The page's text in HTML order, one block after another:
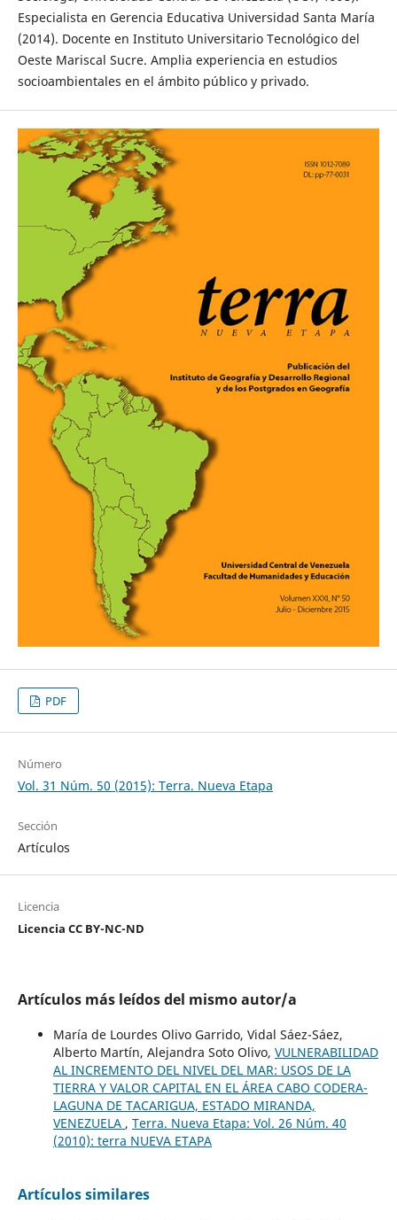
Especialista en Gerencia Educativa Universidad Santa María
(2014). Docente en Instituto Universitario Tecnológico del
Oeste Mariscal Sucre. Amplia experiencia en estudios
socioambientales en el ámbito público y privado.
PDF
Número
Vol. 31 Núm. 50 (2015): Terra. Nueva Etapa
Sección
Artículos
Licencia
Licencia CC BY-NC-ND
Artículos más leídos del mismo autor/a
María de Lourdes Olivo Garrido, Vidal Sáez-Sáez,
Alberto Martín, Alejandra Soto Olivo, VULNERABILIDAD
AL INCREMENTO DEL NIVEL DEL MAR: USOS DE LA
TIERRA Y VALOR CAPITAL EN EL ÁREA CABO CODERA-
LAGUNA DE TACARIGUA, ESTADO MIRANDA,
VENEZUELA , Terra. Nueva Etapa: Vol. 26 Núm. 40
(2010): terra NUEVA ETAPA
Artículos similares